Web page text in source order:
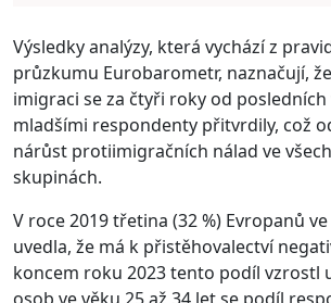
Výsledky analýzy, která vychází z
průzkumu Eurobarometr, naznačují,
imigraci se za čtyři roky od posledních
mladšími respondenty přitvrdily, což
nárůst protiimigračních nálad ve
skupinách.
V roce 2019 třetina (32 %) Evropanů
uvedla, že má k přistěhovalectví
koncem roku 2023 tento podíl vzrostl